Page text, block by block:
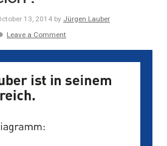
13, 2014 by Jürgen Lauber
Leave a Comment